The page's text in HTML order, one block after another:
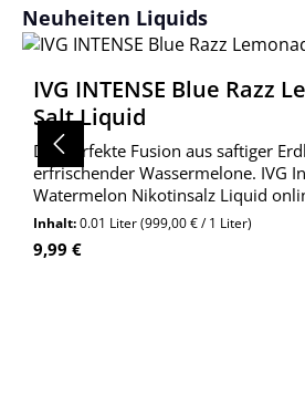
Produktgalerie überspringen
Neuheiten Liquids
IVG INTENSE Blue Razz
Salt Liquid
Die perfekte Fusion aus saftiger
erfrischender Wassermelone. IVG
Watermelon Nikotinsalz Liquid
Wolkengarage!
Inhalt:0.01 Liter(999,00 € / 1 Liter)
Regulärer Preis:
9,99 €